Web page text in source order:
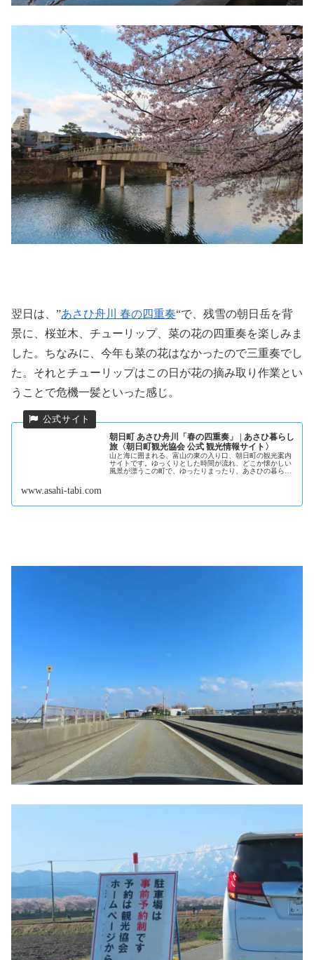
翌日は、”あさひ舟川 春の四重奏“で、残雪の朝日岳を背
景に、桜並木、チューリップ、菜の花の四重奏を楽しみま
した。ちなみに、今年も菜の花はなかったので三重奏でし
た。それとチューリップはこの日が花の摘み取り作業とい
うことで危機一髪といった感じ。
朝日町 あさひ舟川「春の四重奏」 | あさひ暮らし
旅〈朝日町観光協会 公式 観光情報サイト〉
山と海に囲まれる、富山の東の入り口、朝日町の観光案内
サイトです。ゆっくりとした時間が流れ、どこか懐かしい
風景が漂うこの町で、ゆったりまったり、あさひの暮らし
www.asahi-tabi.com